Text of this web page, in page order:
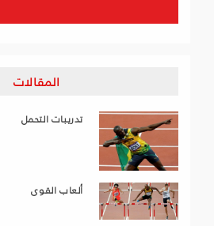
المقالات
تدريبات التحمل
ألعاب القوى